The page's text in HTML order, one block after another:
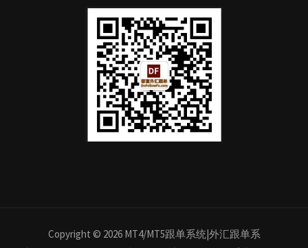
Copyright © 2026 MT4/MT5跟单系统|外汇跟单系